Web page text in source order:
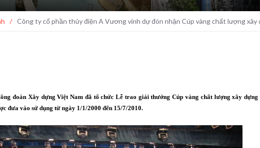
/ Công ty cổ phần thủy điện A Vương vinh dự đón nhận Cúp vàng chất lượng xây
đoàn Xây dựng Việt Nam đã tổ chức Lễ trao giải thưởng Cúp vàng chất lượng xây
đưa vào sử dụng từ ngày 1/1/2000 đến 15/7/2010.